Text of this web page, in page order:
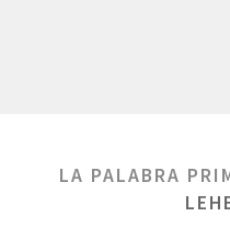
LA PALABRA